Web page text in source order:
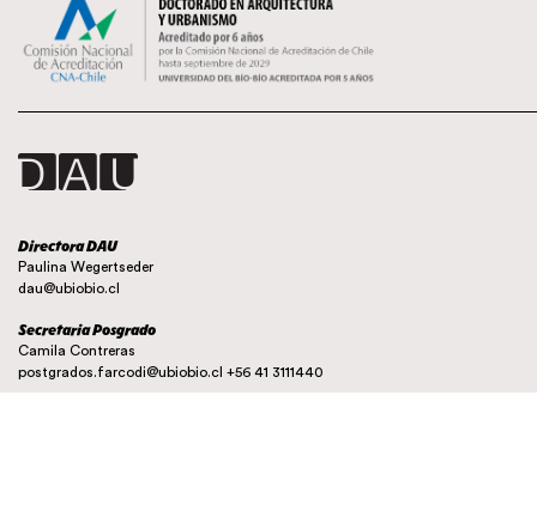
Directora DAU
Paulina Wegertseder
dau@ubiobio.cl
Secretaria Posgrado
Camila Contreras
postgrados.farcodi@ubiobio.cl +56 41 3111440